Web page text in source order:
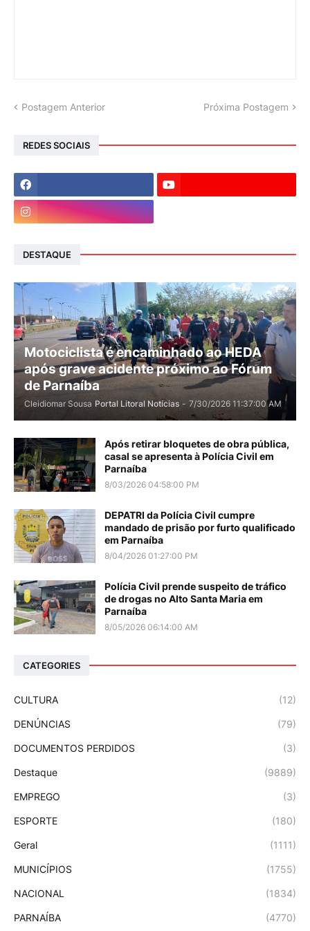
Postagem Anterior Próxima Postagem
REDES SOCIAIS
DESTAQUE
Motociclista é encaminhado ao HEDA
após grave acidente próximo ao Fórum
de Parnaíba
Cleidiomar Sousa Portal Litoral Notícias - 7/30/2026 11:37:00 AM
Após retirar bloquetes de obra pública,
casal se apresenta à Polícia Civil em
Parnaíba
8/03/2026 04:58:00 PM
DEPATRI da Polícia Civil cumpre
mandado de prisão por furto qualificado
em Parnaíba
8/04/2026 01:27:00 PM
Polícia Civil prende suspeito de tráfico
de drogas no Alto Santa Maria em
Parnaíba
8/05/2026 06:14:00 AM
CATEGORIES
CULTURA (12)
DENÚNCIAS (79)
DOCUMENTOS PERDIDOS (3)
Destaque (9889)
EMPREGO (3)
ESPORTE (180)
Geral (1111)
MUNICÍPIOS (1755)
NACIONAL (1834)
PARNAÍBA (4770)